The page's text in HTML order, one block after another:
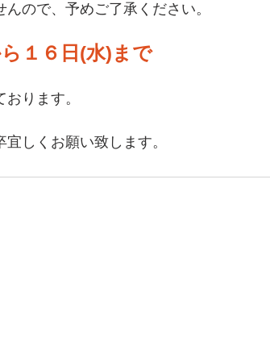
ので、予めご了承ください。
１６日(水)まで
ります。
しくお願い致します。